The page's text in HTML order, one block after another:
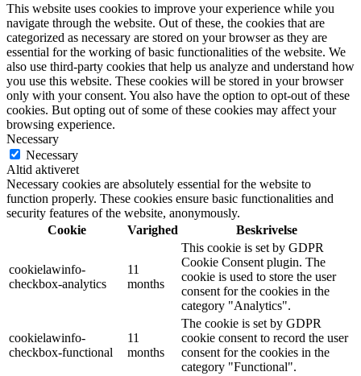
This website uses cookies to improve your experience while you
navigate through the website. Out of these, the cookies that are
categorized as necessary are stored on your browser as they are
essential for the working of basic functionalities of the website. We
also use third-party cookies that help us analyze and understand how
you use this website. These cookies will be stored in your browser
only with your consent. You also have the option to opt-out of these
cookies. But opting out of some of these cookies may affect your
browsing experience.
Necessary
Necessary
Altid aktiveret
Necessary cookies are absolutely essential for the website to
function properly. These cookies ensure basic functionalities and
security features of the website, anonymously.
Cookie
Varighed Beskrivelse
cookielawinfo-
checkbox-analytics
11
months
This cookie is set by GDPR
Cookie Consent plugin. The
cookie is used to store the user
consent for the cookies in the
category "Analytics".
cookielawinfo-
checkbox-functional
11
months
The cookie is set by GDPR
cookie consent to record the user
consent for the cookies in the
category "Functional".